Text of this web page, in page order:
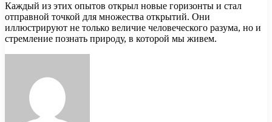
Каждый из этих опытов открыл новые горизонты и стал
отправной точкой для множества открытий. Они
иллюстрируют не только величие человеческого разума, но и
стремление познать природу, в которой мы живем.